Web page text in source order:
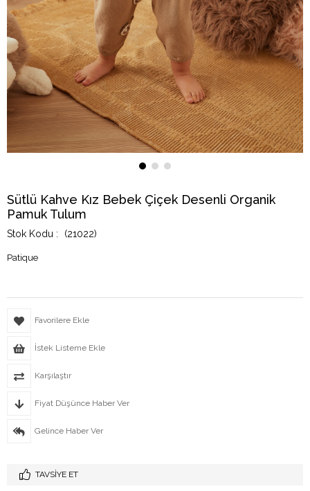
Sütlü Kahve Kız Bebek Çiçek Desenli Organik
Pamuk Tulum
(21022)
Patique
Favorilere Ekle
İstek Listeme Ekle
Karşılaştır
Fiyat Düşünce Haber Ver
Gelince Haber Ver
TAVSIYE ET